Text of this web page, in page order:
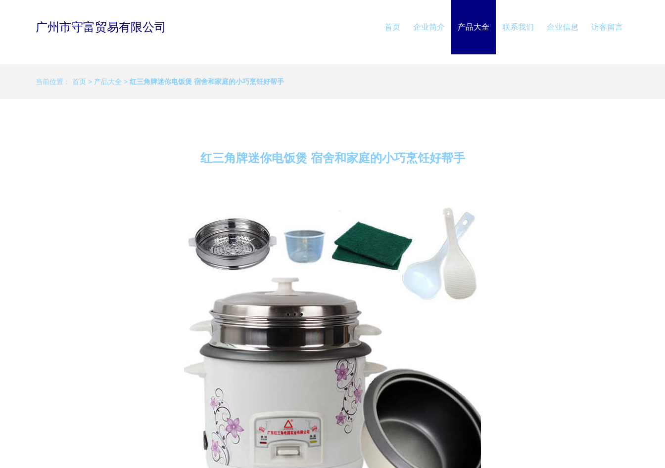
广州市守富贸易有限公司 首页 企业简介 产品大全 联系我们 企业信息 访客留言
当前位置： 首页 > 产品大全 > 红三角牌迷你电饭煲 宿舍和家庭的小巧烹饪好帮手
红三角牌迷你电饭煲 宿舍和家庭的小巧烹饪好帮手